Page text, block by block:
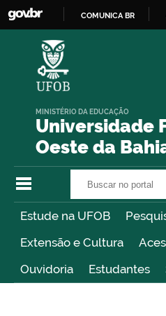
COMUNICA BR
Universidade
Oeste da
MINISTÉRIO DA EDUCAÇÃO
Estude na UFOB
Extensão e Cultura
Ouvidoria
Estudantes